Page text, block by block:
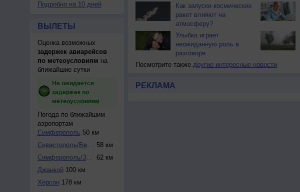
Подробно на 10 дней
ВЫЛЕТЫ
Оценка возможных
задержек авиарейсов
по метеоусловиям на
ближайшие сутки
Не ожидается
задержек по
метеоусловиям
Погода по ближайшим
аэропортам
Симферополь 50 км
Севастополь/Бельб... 58 км
Симферополь/Завод... 62 км
Джанкой 100 км
Херсон 178 км
Как запуски космических
ракет влияют на
атмосферу?
Улыбка играет
неожиданную роль в
разговоре
Посмотрите также другие интересные новости
РЕКЛАМА